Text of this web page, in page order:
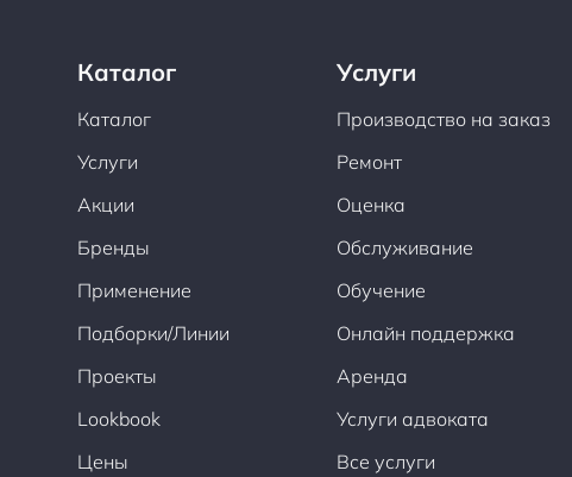
Каталог
Каталог
Услуги
Акции
Бренды
Применение
Подборки/Линии
Проекты
Lookbook
Цены
Услуги
Производство на заказ
Ремонт
Оценка
Обслуживание
Обучение
Онлайн поддержка
Аренда
Услуги адвоката
Все услуги